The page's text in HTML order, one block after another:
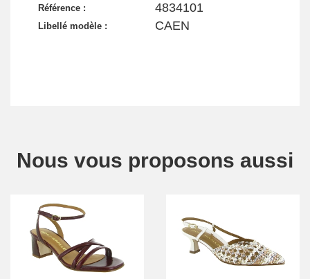
Référence : 4834101
Libellé modèle : CAEN
Nous vous proposons aussi